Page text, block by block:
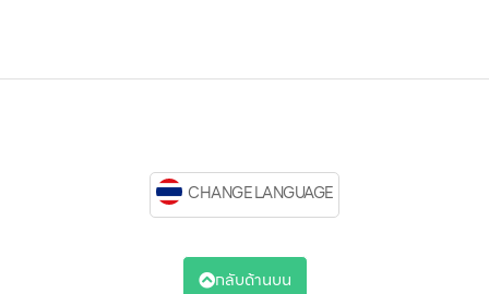
CHANGE LANGUAGE
กลับด้านบน